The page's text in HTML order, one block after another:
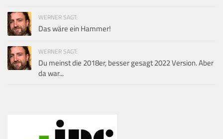
WERNER SAGT:
Das wäre ein Hammer!
WERNER SAGT:
Du meinst die 2018er, besser gesagt 2022 Version. Aber
da war...